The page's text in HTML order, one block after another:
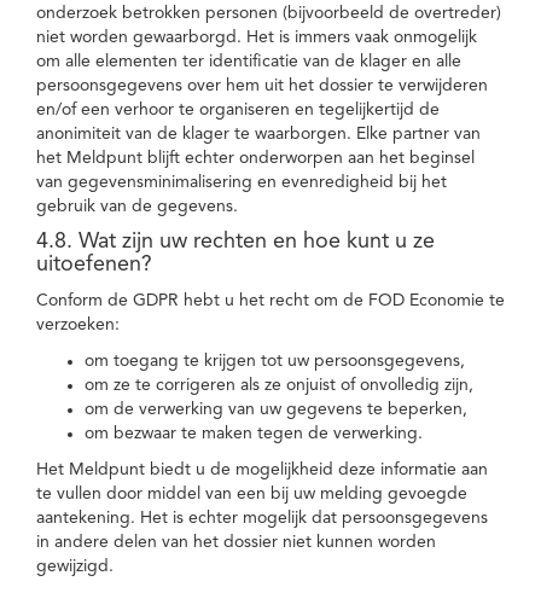
onderzoek betrokken personen (bijvoorbeeld de overtreder)
niet worden gewaarborgd. Het is immers vaak onmogelijk
om alle elementen ter identificatie van de klager en alle
persoonsgegevens over hem uit het dossier te verwijderen
en/of een verhoor te organiseren en tegelijkertijd de
anonimiteit van de klager te waarborgen. Elke partner van
het Meldpunt blijft echter onderworpen aan het beginsel
van gegevensminimalisering en evenredigheid bij het
gebruik van de gegevens.
4.8. Wat zijn uw rechten en hoe kunt u ze
uitoefenen?
Conform de GDPR hebt u het recht om de FOD Economie te
verzoeken:
om toegang te krijgen tot uw persoonsgegevens,
om ze te corrigeren als ze onjuist of onvolledig zijn,
om de verwerking van uw gegevens te beperken,
om bezwaar te maken tegen de verwerking.
Het Meldpunt biedt u de mogelijkheid deze informatie aan
te vullen door middel van een bij uw melding gevoegde
aantekening. Het is echter mogelijk dat persoonsgegevens
in andere delen van het dossier niet kunnen worden
gewijzigd.